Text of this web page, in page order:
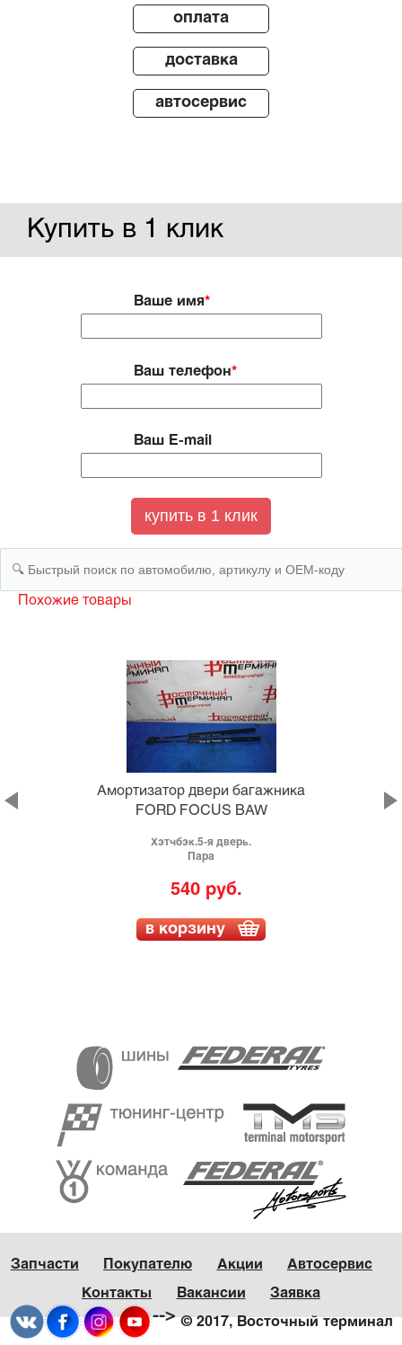
оплата
доставка
автосервис
Купить в 1 клик
Ваше имя*
Ваш телефон*
Ваш E-mail
Похожие товары
Амортизатор двери багажника
FORD FOCUS BAW
Хэтчбэк.5-я дверь.
Пара
540 руб.
в корзину
Запчасти Покупателю Акции Автосервис
Контакты Вакансии Заявка
© 2017, Восточный терминал
-->